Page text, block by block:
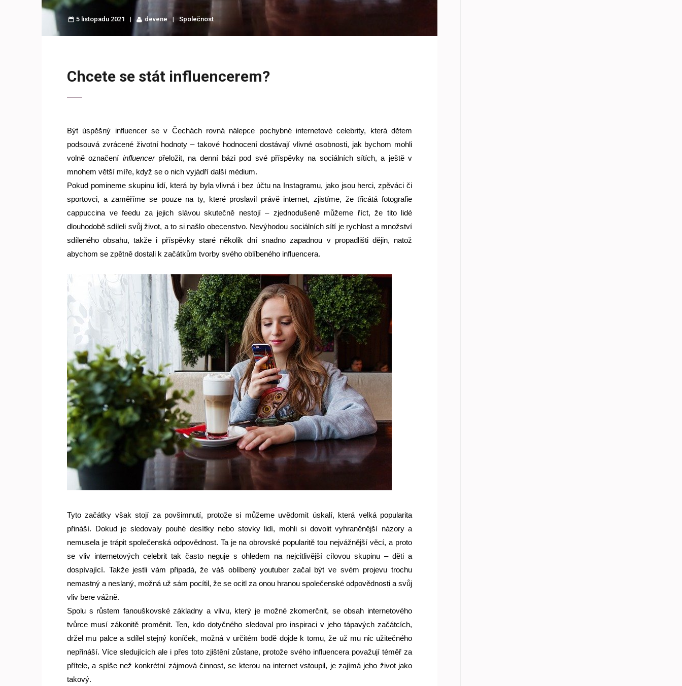
5 listopadu 2021 devene Společnost
Chcete se stát influencerem?
Být úspěšný influencer se v Čechách rovná nálepce pochybné internetové celebrity, která dětem
podsouvá zvrácené životní hodnoty – takové hodnocení dostávají vlivné osobnosti, jak bychom mohli
volně označení influencer přeložit, na denní bázi pod své příspěvky na sociálních sítích, a ještě v
mnohem větší míře, když se o nich vyjádří další médium.
Pokud pomineme skupinu lidí, která by byla vlivná i bez účtu na Instagramu, jako jsou herci, zpěváci či
sportovci, a zaměříme se pouze na ty, které proslavil právě internet, zjistíme, že třicátá fotografie
cappuccina ve feedu za jejich slávou skutečně nestojí – zjednodušeně můžeme říct, že tito lidé
dlouhodobě sdíleli svůj život, a to si našlo obecenstvo. Nevýhodou sociálních sítí je rychlost a množství
sdíleného obsahu, takže i příspěvky staré několik dní snadno zapadnou v propadlišti dějin, natož
abychom se zpětně dostali k začátkům tvorby svého oblíbeného influencera.
Tyto začátky však stojí za povšimnutí, protože si můžeme uvědomit úskalí, která velká popularita
přináší. Dokud je sledovaly pouhé desítky nebo stovky lidí, mohli si dovolit vyhraněnější názory a
nemusela je trápit společenská odpovědnost. Ta je na obrovské popularitě tou nejvážnější věcí, a proto
se vliv internetových celebrit tak často neguje s ohledem na nejcitlivější cílovou skupinu – děti a
dospívající. Takže jestli vám připadá, že váš oblíbený youtuber začal být ve svém projevu trochu
nemastný a neslaný, možná už sám pocítil, že se ocitl za onou hranou společenské odpovědnosti a svůj
vliv bere vážně.
Spolu s růstem fanouškovské základny a vlivu, který je možné zkomerčnit, se obsah internetového
tvůrce musí zákonitě proměnit. Ten, kdo dotyčného sledoval pro inspiraci v jeho tápavých začátcích,
držel mu palce a sdílel stejný koníček, možná v určitém bodě dojde k tomu, že už mu nic užitečného
nepřináší. Více sledujících ale i přes toto zjištění zůstane, protože svého influencera považují téměř za
přítele, a spíše než konkrétní zájmová činnost, se kterou na internet vstoupil, je zajímá jeho život jako
takový.